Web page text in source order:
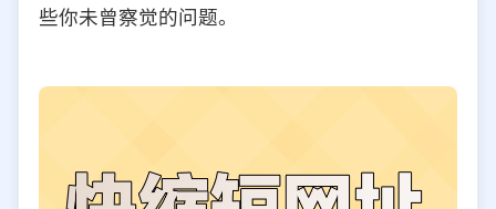
些你未曾察觉的问题。